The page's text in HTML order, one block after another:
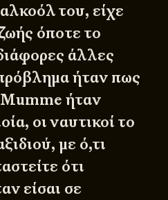
του, είχε
όποτε το
άλλες
ήταν πως
ήταν
οι ναυτικοί το
με ό,τι
ότι
είσαι σε
DESIGNED BY